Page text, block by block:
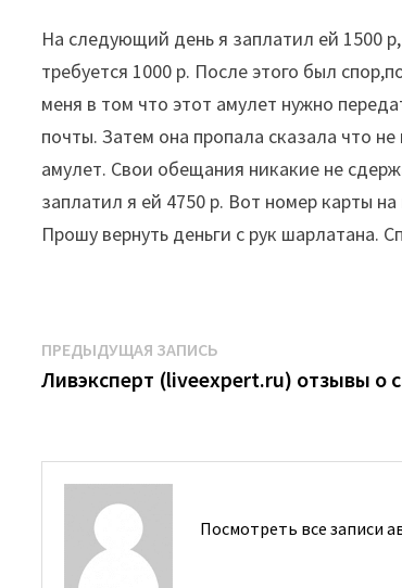
На следующий день я заплатил ей 1500
требуется 1000 р. После этого был
меня в том что этот амулет нужно
почты. Затем она пропала сказала что
амулет. Свои обещания никакие не
заплатил я ей 4750 р. Вот номер карты
Прошу вернуть деньги с рук
Навигация
по
ПРЕДЫДУЩАЯ ЗАПИСЬ
запись:
Ливэксперт (liveexpert.ru) отзывы о
Посмотреть все записи